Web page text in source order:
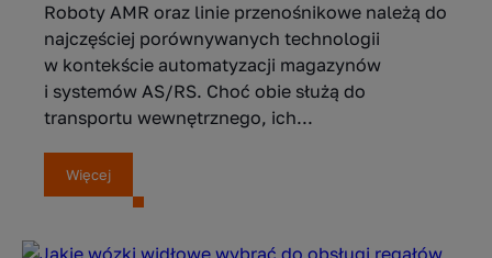
Roboty AMR oraz linie przenośnikowe należą do
najczęściej porównywanych technologii
w kontekście automatyzacji magazynów
i systemów AS/RS. Choć obie służą do
transportu wewnętrznego, ich...
Więcej